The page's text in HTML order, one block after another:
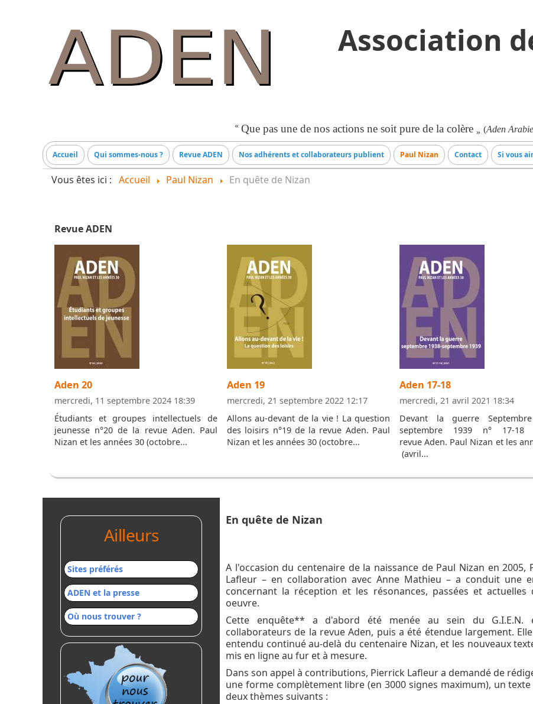
Association
« Que pas une de nos actions ne soit pure de la colère » (Aden Arabie
Accueil Qui sommes-nous ? Revue ADEN Nos adhérents et collaborateurs publient Paul Nizan Contact Si vous
Vous êtes ici : Accueil Paul Nizan En quête de Nizan
Revue ADEN
Aden 20
mercredi, 11 septembre 2024 18:39
Étudiants et groupes intellectuels de
jeunesse n°20 de la revue Aden. Paul
Nizan et les années 30 (octobre...
Aden 19
mercredi, 21 septembre 2022 12:17
Allons au-devant de la vie ! La question
des loisirs n°19 de la revue Aden. Paul
Nizan et les années 30 (octobre...
Aden 17-18
mercredi, 21 avril 2021 18:34
Devant la guerre
septembre 1939 n° 17-
revue Aden. Paul Nizan et les
(avril...
Ailleurs
Sites préférés
ADEN et la presse
Où nous trouver ?
En quête de Nizan
A l'occasion du centenaire de la naissance de Paul Nizan en 2005,
Lafleur – en collaboration avec Anne Mathieu – a conduit une
concernant la réception et les résonances, passées et actuelles
oeuvre.
Cette enquête** a d'abord été menée au sein du G.I.E.N.
collaborateurs de la revue Aden, puis a été étendue largement.
entendu continué au-delà du centenaire Nizan, et les nouveaux
mis en ligne au fur et à mesure.
Dans son appel à contributions, Pierrick Lafleur a demandé de
une forme complètement libre (en 3000 signes maximum), un texte
deux thèmes suivants :